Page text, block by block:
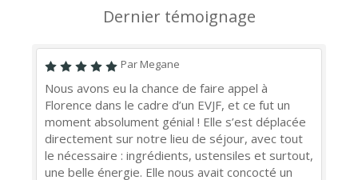
Dernier témoignage
Par Megane
Nous avons eu la chance de faire appel à
Florence dans le cadre d’un EVJF, et ce fut un
moment absolument génial ! Elle s’est déplacée
directement sur notre lieu de séjour, avec tout
le nécessaire : ingrédients, ustensiles et surtout,
une belle énergie. Elle nous avait concocté un